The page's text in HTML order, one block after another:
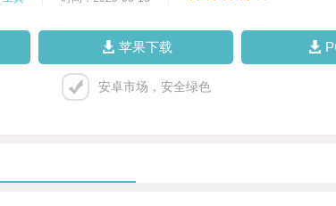
苹果下载
安卓市场，安全绿色